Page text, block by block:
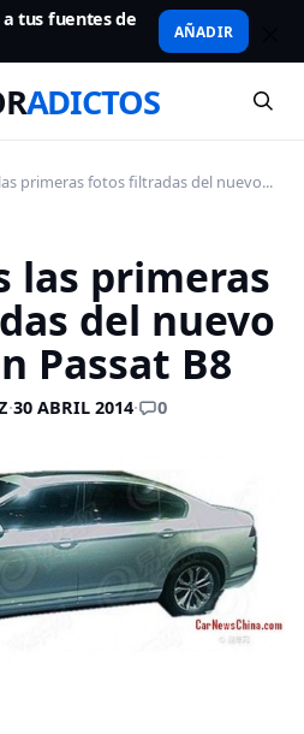
tus fuentes de
AÑADIR
ADICTOS
primeras fotos filtradas del nuevo...
las primeras
del nuevo
Passat B8
·30 ABRIL 2014· 0